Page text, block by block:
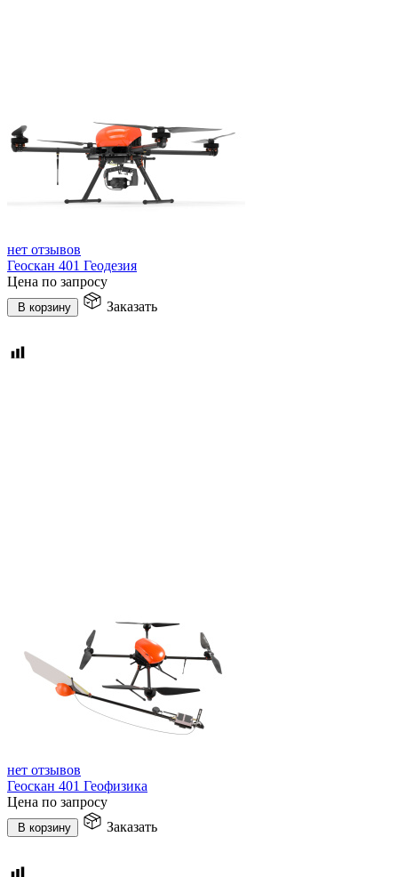
нет отзывов
Геоскан 401 Геодезия
Цена по запросу
В корзину Заказать
нет отзывов
Геоскан 401 Геофизика
Цена по запросу
В корзину Заказать